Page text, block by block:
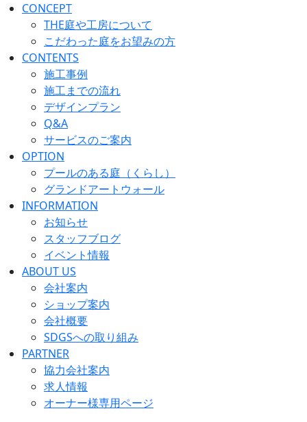
CONCEPT
THE庭や工房について
こだわった庭をお望みの方
CONTENTS
施工事例
施工までの流れ
デザインプラン
Q&A
サービスのご案内
OPTION
プールのある庭（くらし）
グランドアートウォール
INFORMATION
お知らせ
スタッフブログ
イベント情報
ABOUT US
会社案内
ショップ案内
会社概要
SDGSへの取り組み
PARTNER
協力会社案内
求人情報
オーナー様専用ページ